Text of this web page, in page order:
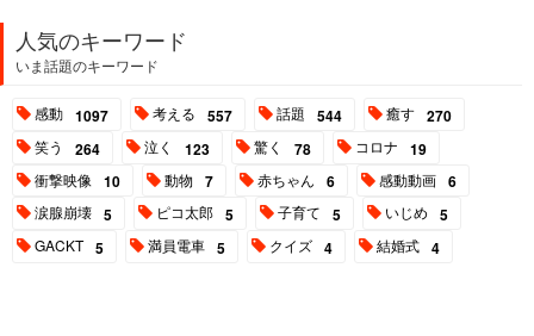
人気のキーワード
いま話題のキーワード
感動 1097 考える 557 話題 544 癒す 270
笑う 264 泣く 123 驚く 78 コロナ 19
衝撃映像 10 動物 7 赤ちゃん 6 感動動画 6
涙腺崩壊 5 ピコ太郎 5 子育て 5 いじめ 5
GACKT 5 満員電車 5 クイズ 4 結婚式 4